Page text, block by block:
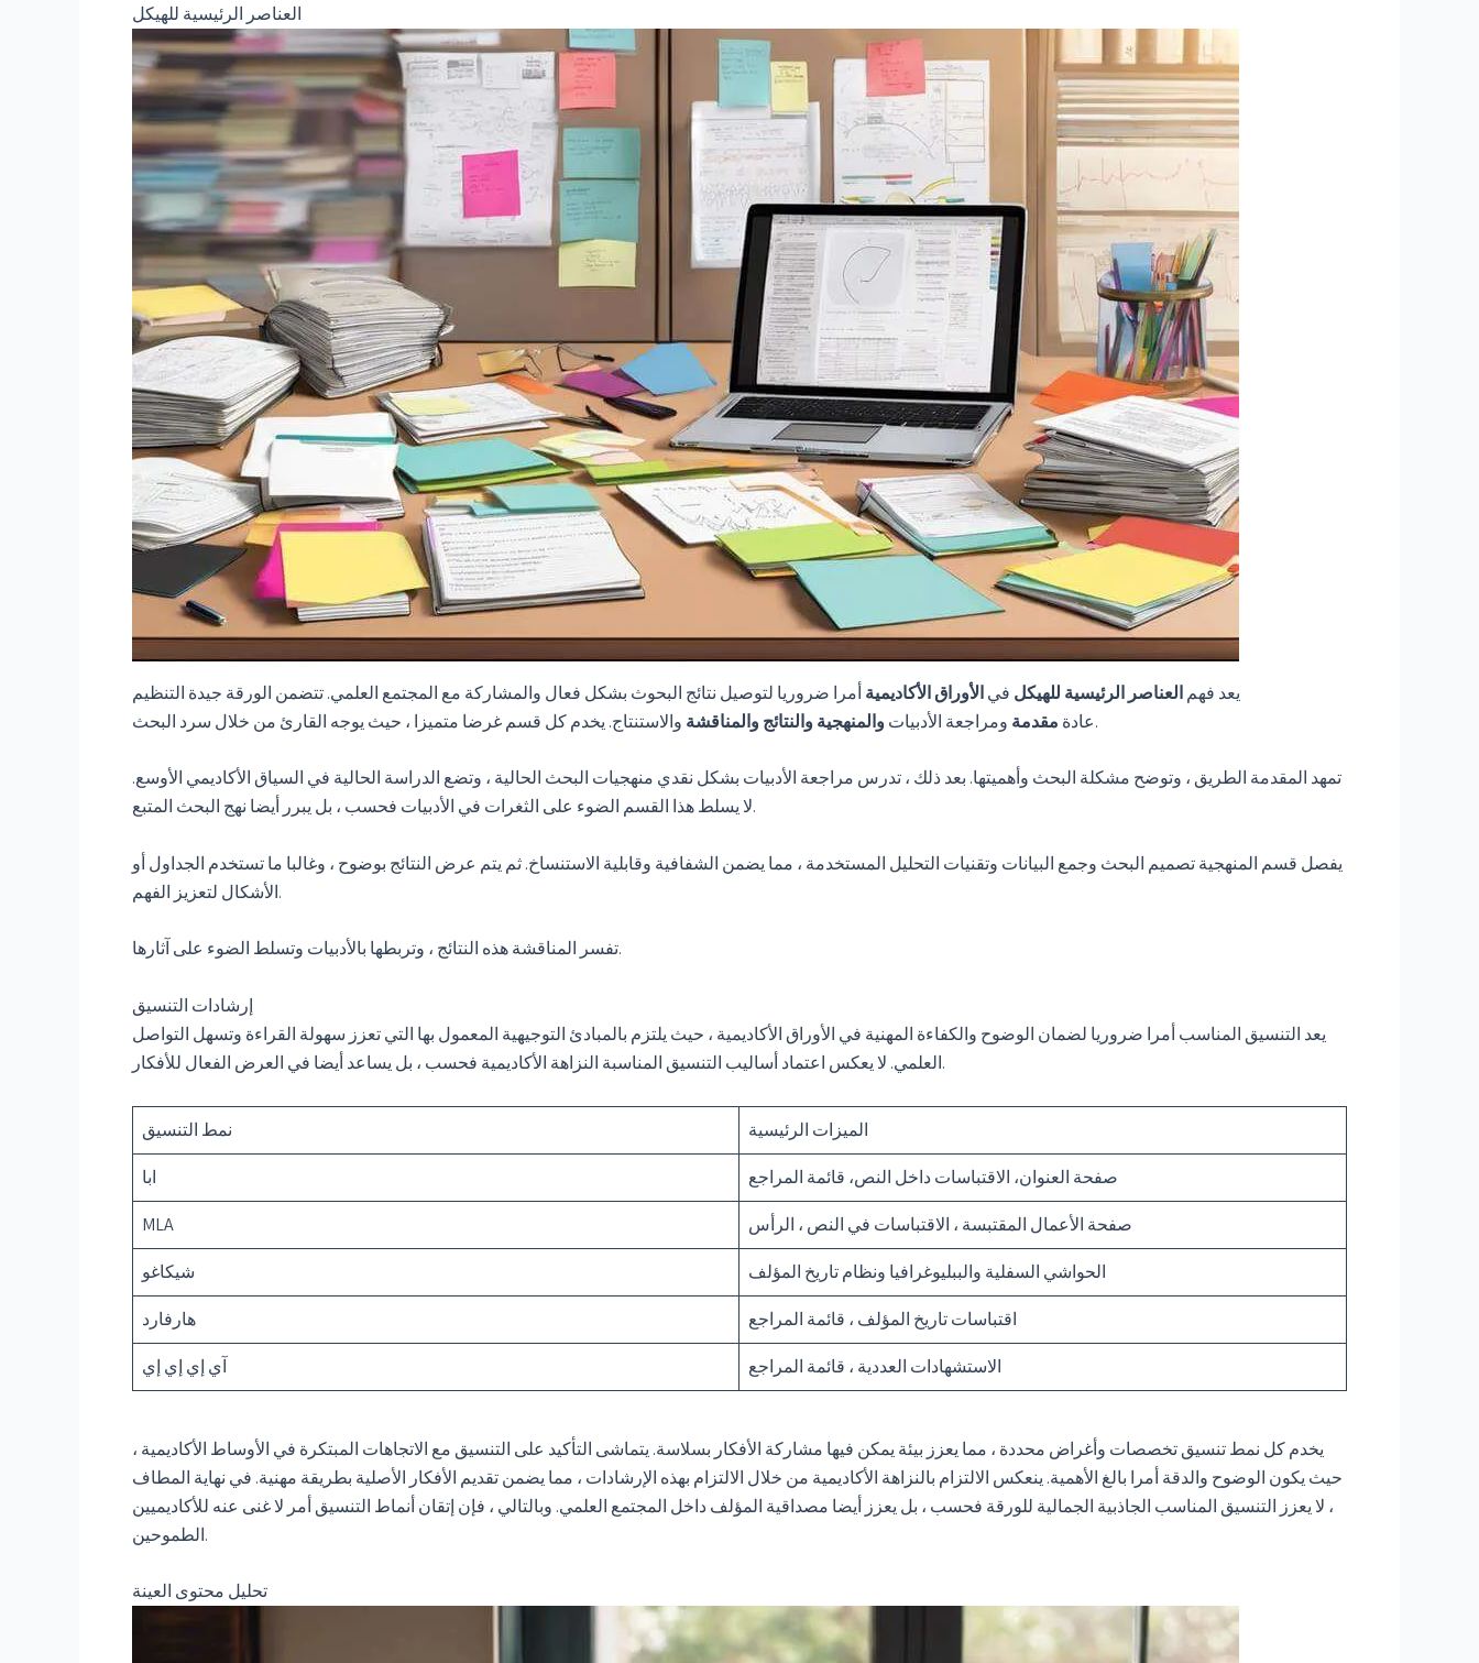
العناصر الرئيسية للهيكل
يعد فهمالعناصر الرئيسية للهيكل فيالأوراق الأكاديميةأمرا ضروريا لتوصيل نتائج البحوث بشكل فعال والمشاركة مع المجتمع العلمي. تتضمن الورقة جيدة التنظيم
عادة مقدمة ومراجعة الأدبياتوالمنهجية والنتائجوالمناقشة والاستنتاج. يخدم كل قسم غرضا متميزا ، حيث يوجه القارئ من خلال سرد البحث.
تمهد المقدمة الطريق ، وتوضح مشكلة البحث وأهميتها. بعد ذلك ، تدرس مراجعة الأدبيات بشكل نقدي منهجيات البحث الحالية ، وتضع الدراسة الحالية في السياق الأكاديمي الأوسع.
لا يسلط هذا القسم الضوء على الثغرات في الأدبيات فحسب ، بل يبرر أيضا نهج البحث المتبع.
يفصل قسم المنهجية تصميم البحث وجمع البيانات وتقنيات التحليل المستخدمة ، مما يضمن الشفافية وقابلية الاستنساخ. ثم يتم عرض النتائج بوضوح ، وغالبا ما تستخدم الجداول أو
الأشكال لتعزيز الفهم.
تفسر المناقشة هذه النتائج ، وتربطها بالأدبيات وتسلط الضوء على آثارها.
إرشادات التنسيق
يعد التنسيق المناسب أمرا ضروريا لضمان الوضوح والكفاءة المهنية في الأوراق الأكاديمية ، حيث يلتزم بالمبادئ التوجيهية المعمول بها التي تعزز سهولة القراءة وتسهل التواصل
العلمي. لا يعكس اعتماد أساليب التنسيق المناسبة النزاهة الأكاديمية فحسب ، بل يساعد أيضا في العرض الفعال للأفكار.
نمط التنسيق الميزات الرئيسية
ابا صفحة العنوان، الاقتباسات داخل النص، قائمة المراجع
MLA صفحة الأعمال المقتبسة ، الاقتباسات في النص ، الرأس
شيكاغو الحواشي السفلية والببليوغرافيا ونظام تاريخ المؤلف
هارفارد اقتباسات تاريخ المؤلف ، قائمة المراجع
آي إي إي إي الاستشهادات العددية ، قائمة المراجع
يخدم كل نمط تنسيق تخصصات وأغراض محددة ، مما يعزز بيئة يمكن فيها مشاركة الأفكار بسلاسة. يتماشى التأكيد على التنسيق مع الاتجاهات المبتكرة في الأوساط الأكاديمية ،
حيث يكون الوضوح والدقة أمرا بالغ الأهمية. ينعكس الالتزام بالنزاهة الأكاديمية من خلال الالتزام بهذه الإرشادات ، مما يضمن تقديم الأفكار الأصلية بطريقة مهنية. في نهاية المطاف
، لا يعزز التنسيق المناسب الجاذبية الجمالية للورقة فحسب ، بل يعزز أيضا مصداقية المؤلف داخل المجتمع العلمي. وبالتالي ، فإن إتقان أنماط التنسيق أمر لا غنى عنه للأكاديميين
الطموحين.
تحليل محتوى العينة